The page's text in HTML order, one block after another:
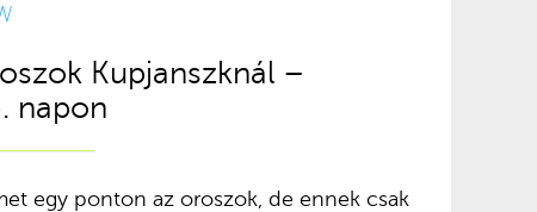
Kupjanszknál –
napon
egy ponton az oroszok, de ennek csak